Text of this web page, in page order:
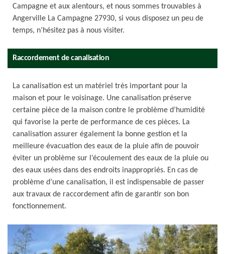
Campagne et aux alentours, et nous sommes trouvables à
Angerville La Campagne 27930, si vous disposez un peu de
temps, n’hésitez pas à nous visiter.
Raccordement de canalisation
La canalisation est un matériel très important pour la
maison et pour le voisinage. Une canalisation préserve
certaine pièce de la maison contre le problème d’humidité
qui favorise la perte de performance de ces pièces. La
canalisation assurer également la bonne gestion et la
meilleure évacuation des eaux de la pluie afin de pouvoir
éviter un problème sur l’écoulement des eaux de la pluie ou
des eaux usées dans des endroits inappropriés. En cas de
problème d’une canalisation, il est indispensable de passer
aux travaux de raccordement afin de garantir son bon
fonctionnement.